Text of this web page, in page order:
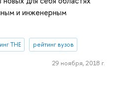
и инженерным
THE рейтинг вузов
29 ноября, 2018 г.